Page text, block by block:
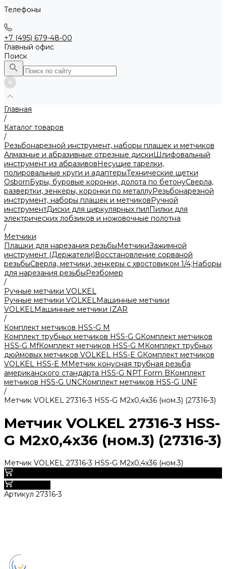
Телефоны
+7 (495) 679-48-00
Главный офис
Поиск
Главная
/
Каталог товаров
/
Резьбонарезной инструмент, наборы плашек и метчиков
Алмазные и абразивные отрезные дискиШлифовальный
инструмент из абразивовНесущие тарелки,
полировальные круги и адаптерыТехнические щетки
OsbornБуры, буровые коронки, долота по бетонуСверла,
развертки, зенкеры, коронки по металлуРезьбонарезной
инструмент, наборы плашек и метчиковРучной
инструментДиски для циркулярных пилПилки для
электрических лобзиков и ножовочные полотна
/
Метчики
Плашки для нарезания резьбыМетчикиЗажимной
инструмент (Держатели)Восстановление сорваной
резьбыСверла, метчики, зенкеры с хвостовиком 1/4;Наборы
для нарезания резьбыРезбомер
/
Ручные метчики VOLKEL
Ручные метчики VOLKELМашинные метчики
VOLKELМашинные метчики IZAR
/
Комплект метчиков HSS-G M
Комплект трубных метчиков HSS-G GКомплект метчиков
HSS-G MfКомплект метчиков HSS-G MКомплект трубных
дюймовых метчиков VOLKEL HSS-E GКомплект метчиков
VOLKEL HSS-E MМетчик конусная трубная резьба
американского стандарта HSS-G NPT Form BКомплект
метчиков HSS-G UNCКомплект метчиков HSS-G UNF
/
Метчик VOLKEL 27316-3 HSS-G M2x0,4х36 (ном.3) (27316-3)
Метчик VOLKEL 27316-3 HSS-
G M2x0,4х36 (ном.3) (27316-3)
Метчик VOLKEL 27316-3 HSS-G M2x0,4х36 (ном.3)
Артикул 27316-3